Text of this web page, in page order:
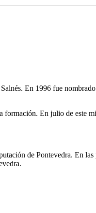
En 1996 fue
En julio de este
de Pontevedra. En las